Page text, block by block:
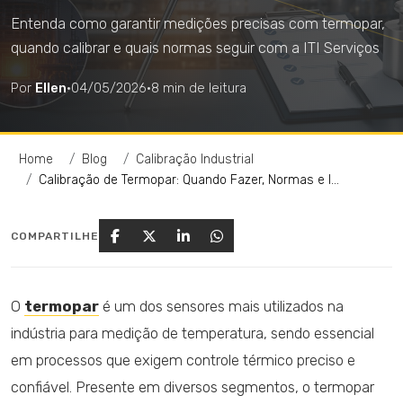
Entenda como garantir medições precisas com termopar,
quando calibrar e quais normas seguir com a ITI Serviços
Por Ellen·04/05/2026·8 min de leitura
Home Blog
Calibração Industrial
Calibração de Termopar: Quando Fazer, Normas e Importância na Indústria | ITI Serviços
COMPARTILHE
O termopar é um dos sensores mais utilizados na
indústria para medição de temperatura, sendo essencial
em processos que exigem controle térmico preciso e
confiável. Presente em diversos segmentos, o termopar